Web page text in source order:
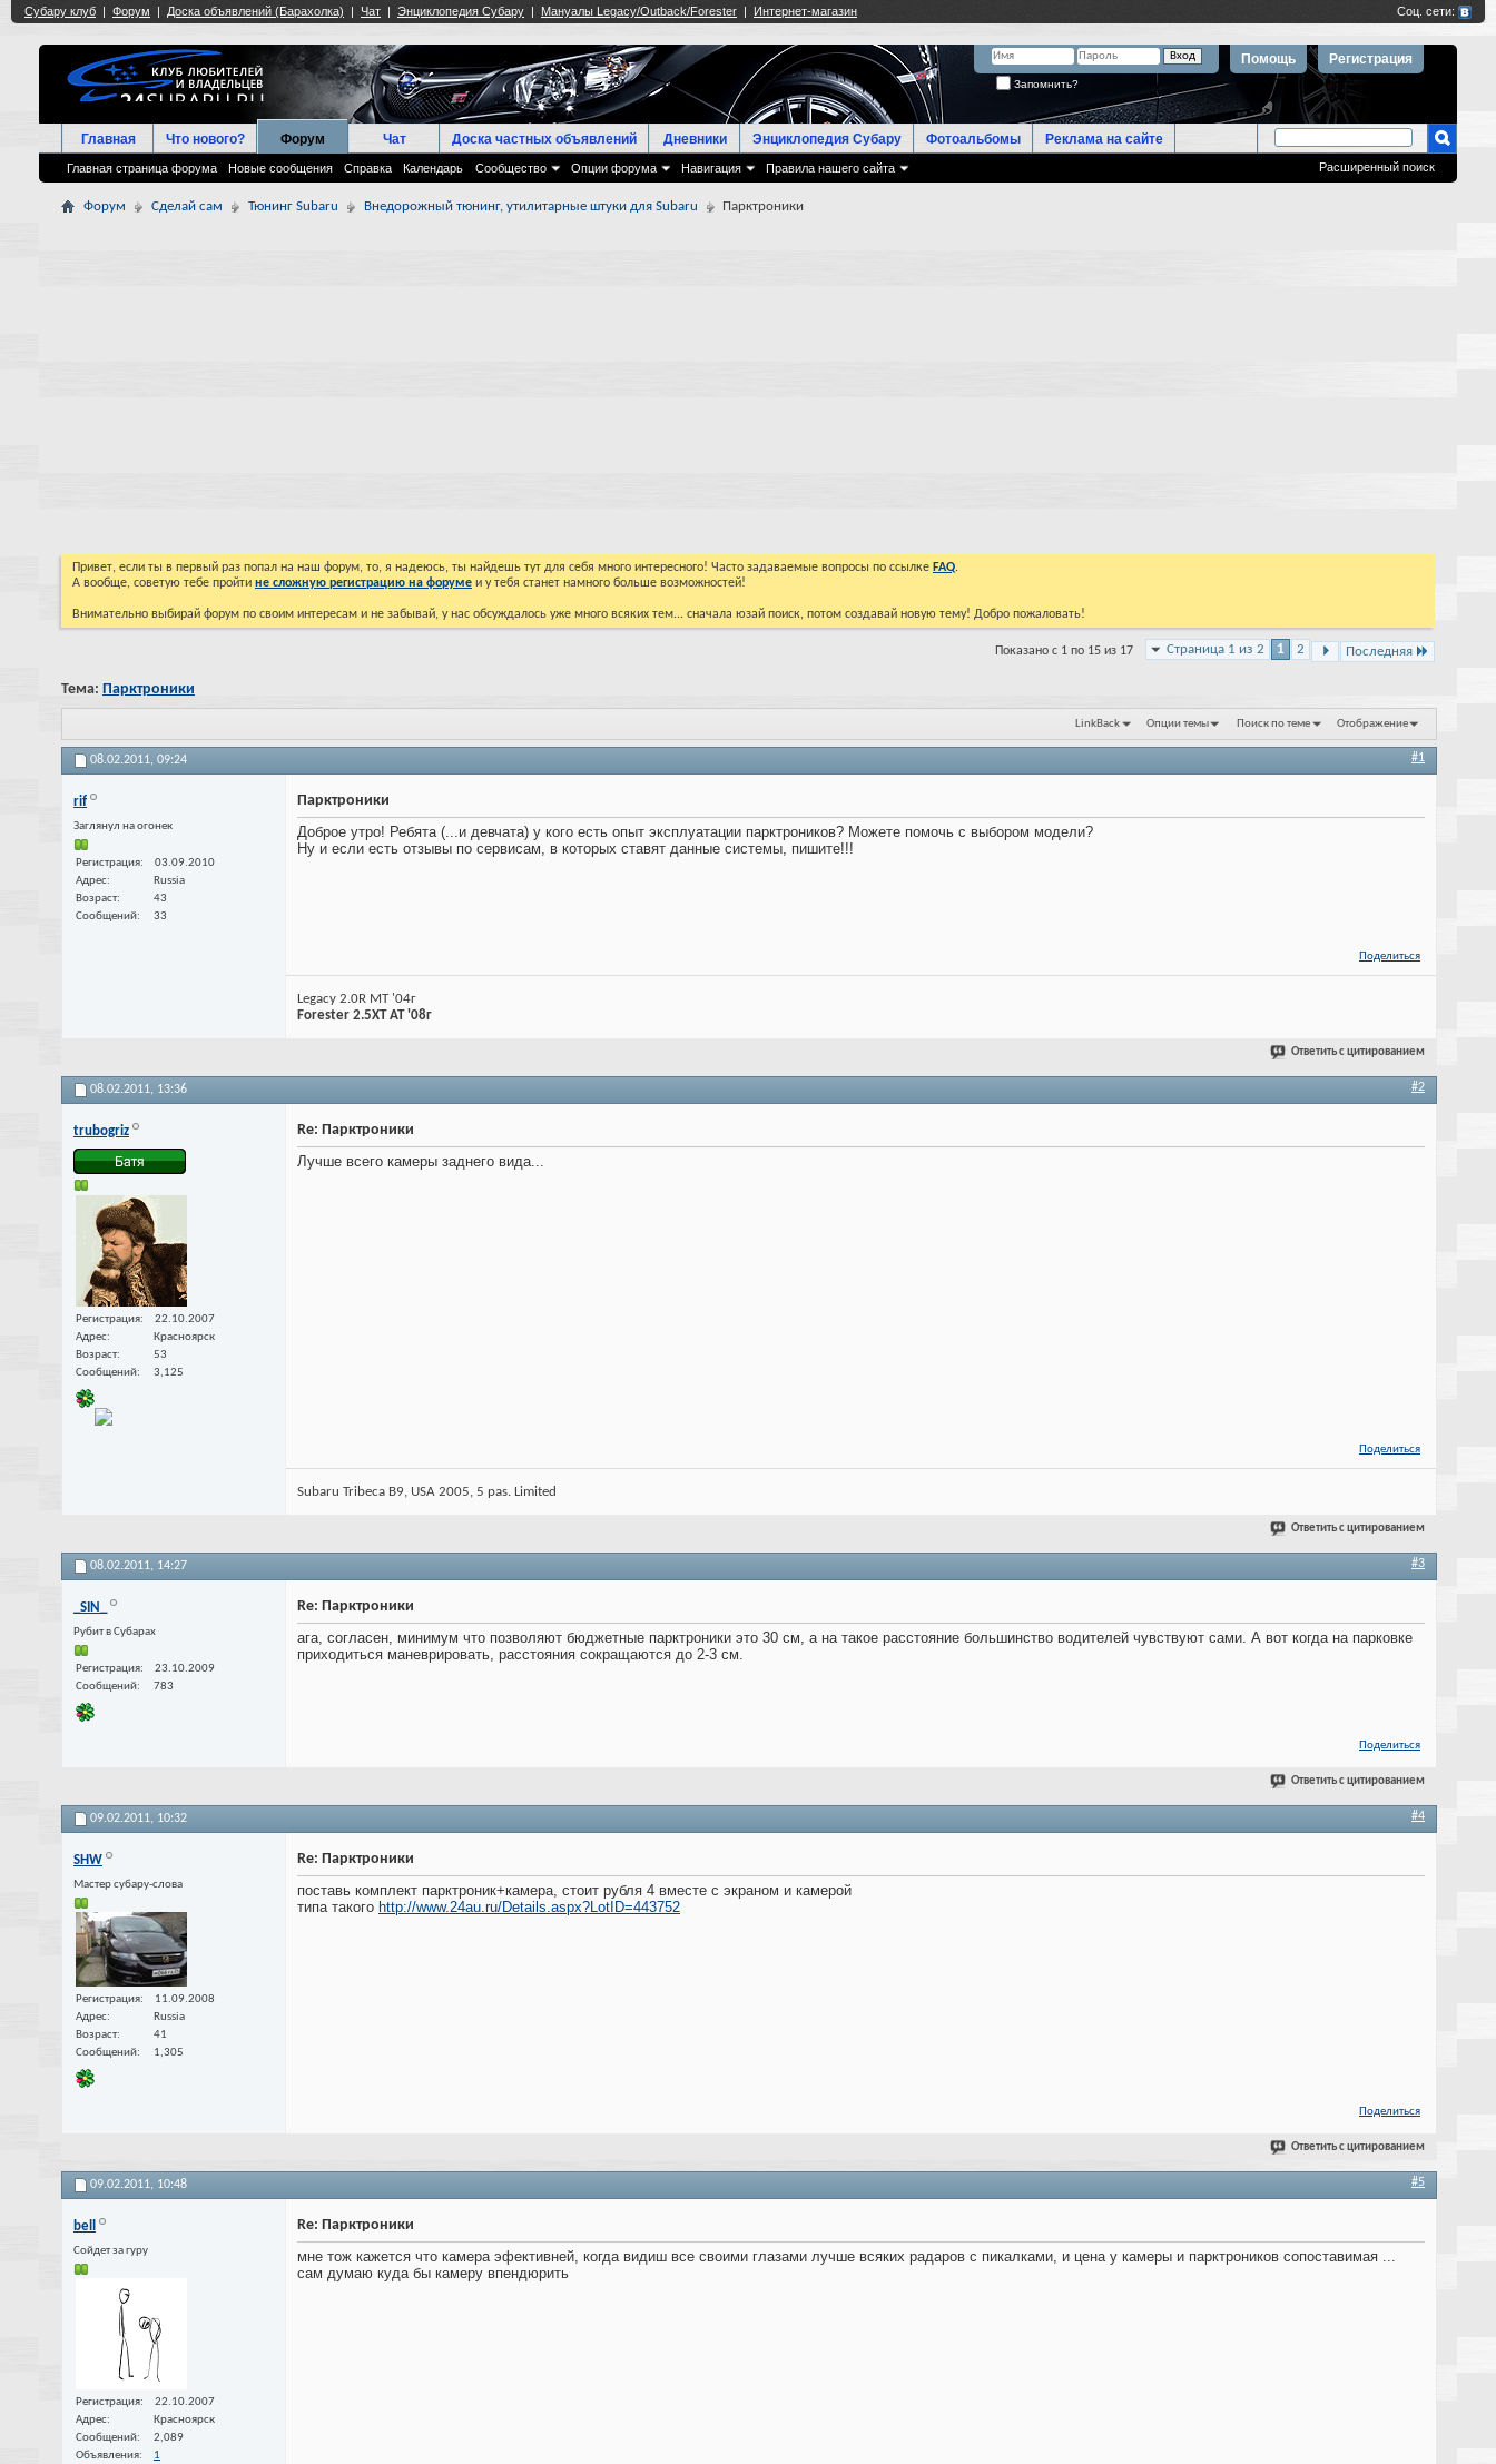
Регистрация
Помощь
Запомнить?
Главная Что нового? Форум
Главная страница форума Новые сообщения Справка Календарь Сообщество Опции форума Навигация Правила нашего сайта
Чат Доска частных объявлений Дневники Энциклопедия Субару Фотоальбомы Реклама на сайте
Расширенный поиск
Форум Сделай сам Тюнинг Subaru Внедорожный тюнинг, утилитарные штуки для Subaru Парктроники
Привет, если ты в первый раз попал на наш форум, то, я надеюсь, ты найдешь тут для себя много интересного! Часто задаваемые вопросы по ссылке FAQ.
А вообще, советую тебе пройти не сложную регистрацию на форуме и у тебя станет намного больше возможностей!
Внимательно выбирай форум по своим интересам и не забывай, у нас обсуждалось уже много всяких тем... сначала юзай поиск, потом создавай новую тему! Добро пожаловать!
Страница 1 из 2 1 2 Последняя
Показано с 1 по 15 из 17
Тема: Парктроники
LinkBack Опции темы Поиск по теме Отображение
08.02.2011, 09:24 #1
rif
Заглянул на огонек
Регистрация
03.09.2010
Адрес
Russia
Возраст
43
Сообщений
33
Парктроники
Доброе утро! Ребята (...и девчата) у кого есть опыт эксплуатации парктроников? Можете помочь с выбором модели?
Ну и если есть отзывы по сервисам, в которых ставят данные системы, пишите!!!
Поделиться
Legacy 2.0R MT '04г
Forester 2.5ХТ AT '08г
Ответить с цитированием
08.02.2011, 13:36 #2
trubogriz
Регистрация
22.10.2007
Адрес
Красноярск
Возраст
53
Сообщений
3,125
Re: Парктроники
Лучше всего камеры заднего вида...
Поделиться
Subaru Tribeca B9, USA 2005, 5 pas. Limited
Ответить с цитированием
08.02.2011, 14:27 #3
_SIN_
Рубит в Субарах
Регистрация
23.10.2009
Сообщений
783
Re: Парктроники
ага, согласен, минимум что позволяют бюджетные парктроники это 30 см, а на такое расстояние большинство водителей чувствуют сами. А вот когда на парковке
приходиться маневрировать, расстояния сокращаются до 2-3 см.
Поделиться
Ответить с цитированием
09.02.2011, 10:32 #4
SHW
Мастер субару-слова
Регистрация
11.09.2008
Адрес
Russia
Возраст
41
Сообщений
1,305
Re: Парктроники
поставь комплект парктроник+камера, стоит рубля 4 вместе с экраном и камерой
типа такого http://www.24au.ru/Details.aspx?LotID=443752
Поделиться
Ответить с цитированием
09.02.2011, 10:48 #5
bell
Сойдет за гуру
Регистрация
22.10.2007
Адрес
Красноярск
Сообщений
2,089
Объявления
1
Re: Парктроники
мне тож кажется что камера эфективней, когда видиш все своими глазами лучше всяких радаров с пикалками, и цена у камеры и парктроников сопоставимая ...
сам думаю куда бы камеру впендюрить